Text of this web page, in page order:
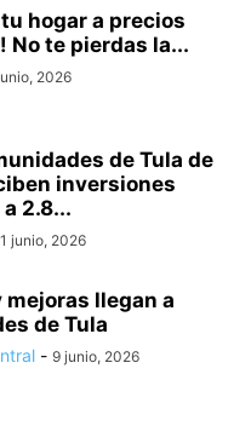
tu hogar a precios
No te pierdas la...
2026
de Tula de
inversiones
2.8...
junio, 2026
mejoras llegan a
de Tula
- 9 junio, 2026